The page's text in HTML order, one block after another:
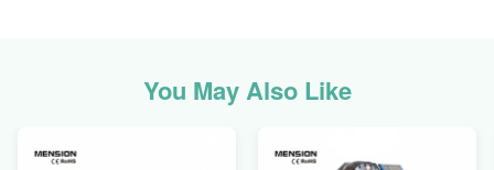
You May Also Like